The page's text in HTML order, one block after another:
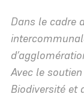
Une
Les
Politiques
Particulier
Dans le cadre
Avec le
Biodiversité et